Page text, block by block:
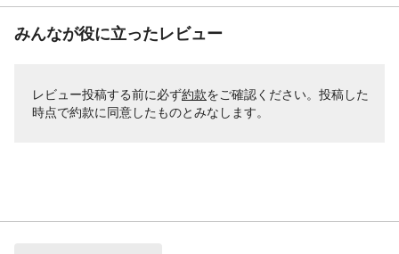
みんなが役に立ったレビュー
レビュー投稿する前に必ず約款をご確認ください。投稿した
時点で約款に同意したものとみなします。